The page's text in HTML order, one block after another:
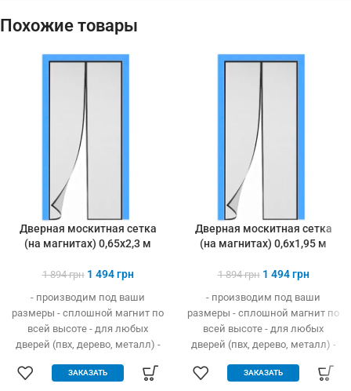
Похожие товары
Дверная москитная сетка
(на магнитах) 0,65х2,3 м
1 894грн 1 494грн
- производим под ваши
размеры - сплошной магнит по
всей высоте - для любых
дверей (пвх, дерево, металл) -
инструмента - защита от
ЗАКАЗАТЬ
Дверная москитная сетка
(на магнитах) 0,6х1,95 м
1 894грн 1 494грн
- производим под ваши
размеры - сплошной магнит по
всей высоте - для любых
дверей (пвх, дерево, металл) -
инструмента - защита от
ЗАКАЗАТЬ